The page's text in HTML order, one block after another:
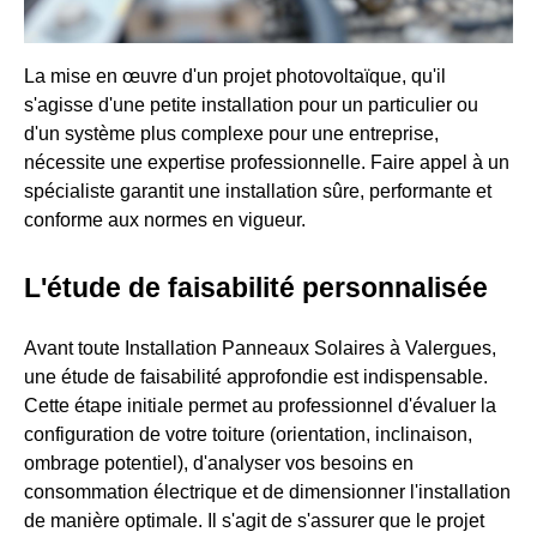
La mise en œuvre d'un projet photovoltaïque, qu'il
s'agisse d'une petite installation pour un particulier ou
d'un système plus complexe pour une entreprise,
nécessite une expertise professionnelle. Faire appel à un
spécialiste garantit une installation sûre, performante et
conforme aux normes en vigueur.
L'étude de faisabilité personnalisée
Avant toute Installation Panneaux Solaires à Valergues,
une étude de faisabilité approfondie est indispensable.
Cette étape initiale permet au professionnel d'évaluer la
configuration de votre toiture (orientation, inclinaison,
ombrage potentiel), d'analyser vos besoins en
consommation électrique et de dimensionner l'installation
de manière optimale. Il s'agit de s'assurer que le projet